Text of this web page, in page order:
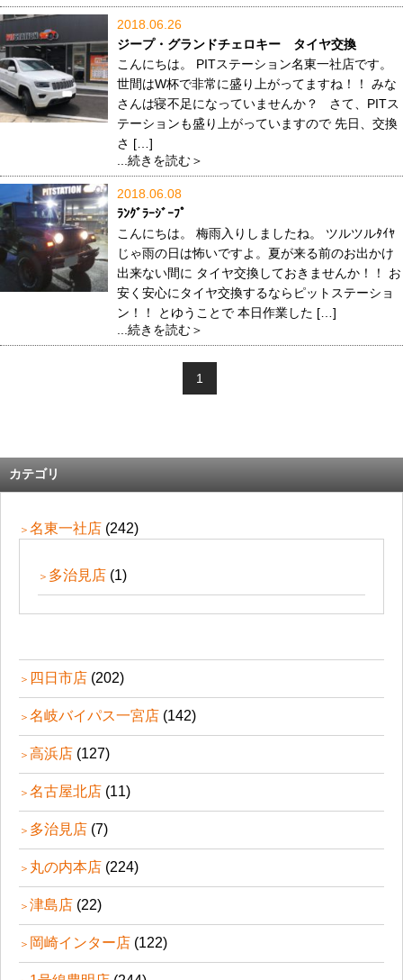
2018.06.26
ジープ・グランドチェロキー タイヤ交換
こんにちは。 PITステーション名東一社店です。
世間はW杯で非常に盛り上がってますね！！ みな
さんは寝不足になっていませんか？ さて、PITス
テーションも盛り上がっていますので 先日、交換
さ […]
...続きを読む＞
2018.06.08
ﾗﾝｸﾞﾗｰｼﾞｰﾌﾟ
こんにちは。 梅雨入りしましたね。 ツルツルﾀｲﾔ
じゃ雨の日は怖いですよ。夏が来る前のお出かけ
出来ない間に タイヤ交換しておきませんか！！ お
安く安心にタイヤ交換するならピットステーショ
ン！！ とゆうことで 本日作業した […]
...続きを読む＞
1
カテゴリ
名東一社店 (242)
多治見店 (1)
四日市店 (202)
名岐バイパス一宮店 (142)
高浜店 (127)
名古屋北店 (11)
多治見店 (7)
丸の内本店 (224)
津島店 (22)
岡崎インター店 (122)